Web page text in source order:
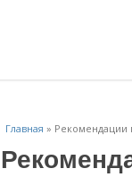
Главная »